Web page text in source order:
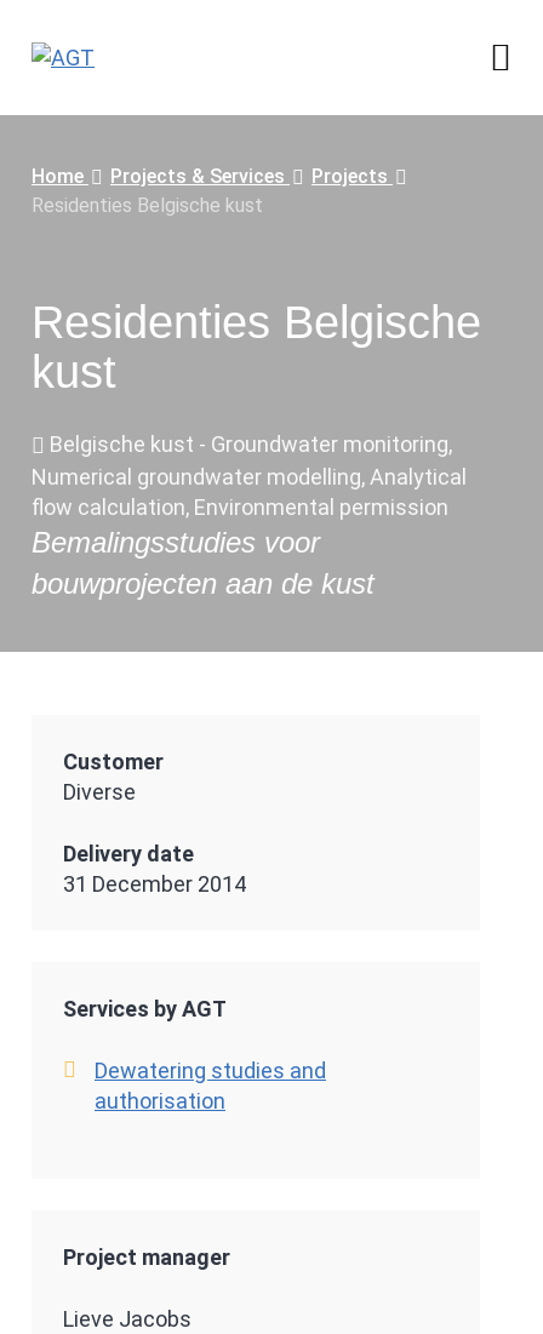
Home Projects & Services
Projects
Residenties Belgische kust
Residenties Belgische
kust
Belgische kust - Groundwater monitoring,
Numerical groundwater modelling, Analytical
flow calculation, Environmental permission
Bemalingsstudies voor
bouwprojecten aan de kust
Customer
Diverse
Delivery date
31 December 2014
Services by AGT
Dewatering studies and
authorisation
Project manager
Lieve Jacobs